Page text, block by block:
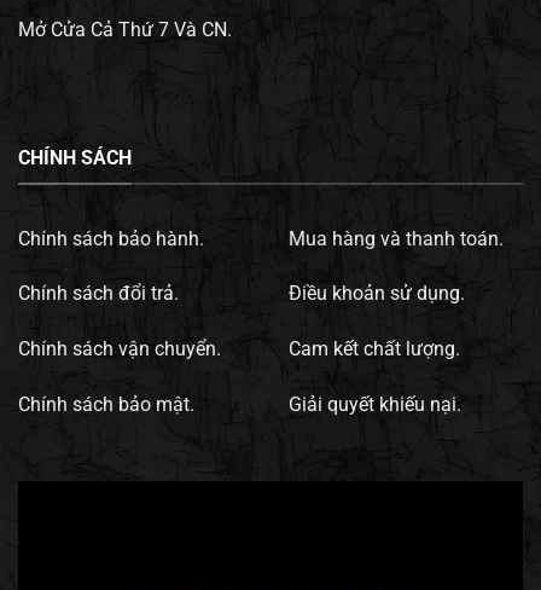
Mở Cửa Cả Thứ 7 Và CN.
CHÍNH SÁCH
Chính sách bảo hành.
Chính sách đổi trả.
Chính sách vận chuyển.
Chính sách bảo mật.
Mua hàng và thanh toán.
Điều khoản sử dụng.
Cam kết chất lượng.
Giải quyết khiếu nại.